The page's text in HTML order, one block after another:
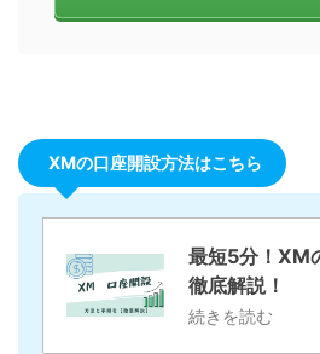
XMの口座開設方法はこちら
最短5分！XM
徹底解説！
続きを読む